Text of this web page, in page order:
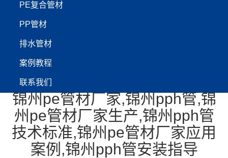
PE复合管材
PP管材
排水管材
案例教程
联系我们
锦州建硕管业：pe管材厂
家与pph管技术革新引领
市政工程升级
锦州pe管材厂家,锦州pph管,锦
州pe管材厂家生产,锦州pph管
技术标准,锦州pe管材厂家应用
案例,锦州pph管安装指导